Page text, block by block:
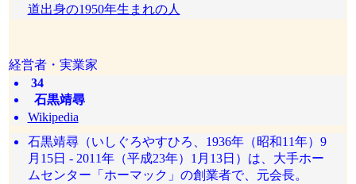
道出身の1950年生まれの人
経営者・実業家
34
石黒靖尋
Wikipedia
石黒靖尋（いしぐろやすひろ、1936年（昭和11年）9
月15日 - 2011年（平成23年）1月13日）は、大手ホー
ムセンター「ホーマック」の創業者で、元会長。